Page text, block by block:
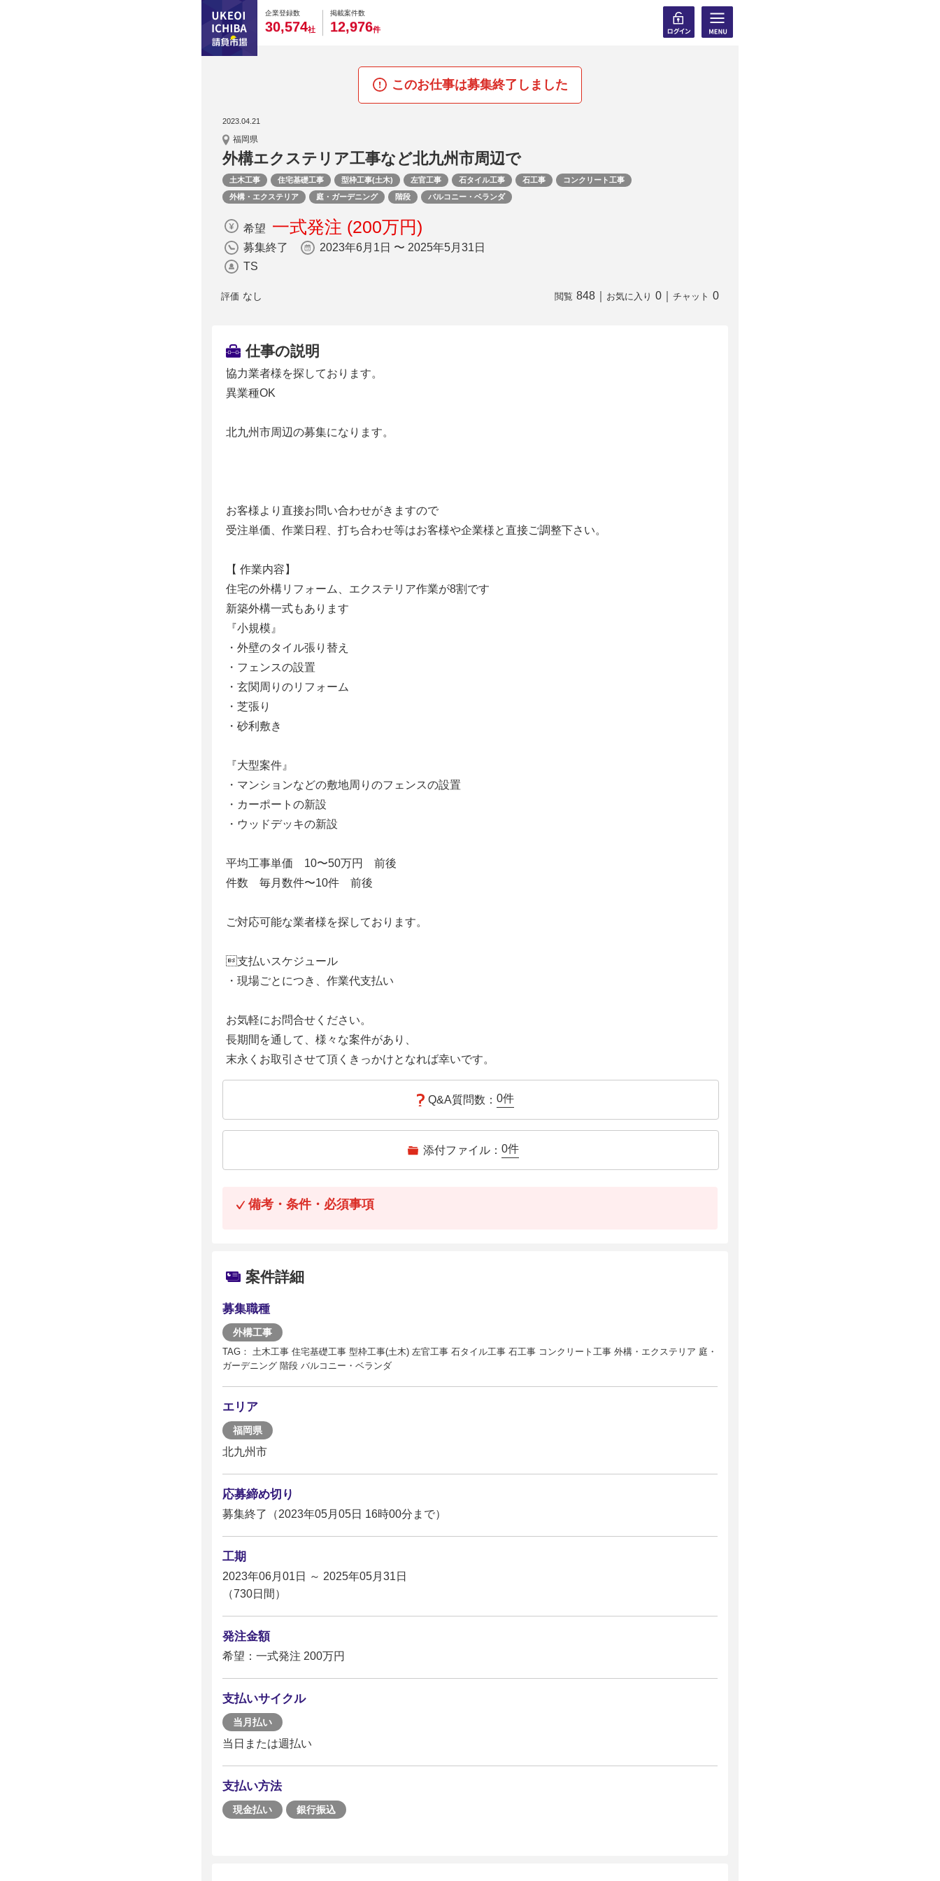
企業登録数
0
3
0
0,
0
5
0
74社
掲載案件数
0
1
0
2,
0
9
0
76件
このお仕事は募集終了しました
2023.04.21
福岡県
外構エクステリア工事など北九州市周辺で
土木工事 住宅基礎工事 型枠工事(土木) 左官工事 石タイル工事 石工事
コンクリート工事
外構・エクステリア
庭・ガーデニング 階段 バルコニー・ベランダ
希望 一式発注 (200万円)
募集終了
2023年6月1日 〜 2025年5月31日
TS
評価 なし 閲覧 848 お気に入り 0 チャット 0
仕事の説明
協力業者様を探しております。
異業種OK
北九州市周辺の募集になります。
お客様より直接お問い合わせがきますので
受注単価、作業日程、打ち合わせ等はお客様や企業様と直接ご調整下さい。
【 作業内容】
住宅の外構リフォーム、エクステリア作業が8割です
新築外構一式もあります
『小規模』
・外壁のタイル張り替え
・フェンスの設置
・玄関周りのリフォーム
・芝張り
・砂利敷き
『大型案件』
・マンションなどの敷地周りのフェンスの設置
・カーポートの新設
・ウッドデッキの新設
平均工事単価 10〜50万円 前後
件数 毎月数件〜10件 前後
ご対応可能な業者様を探しております。
支払いスケジュール
・現場ごとにつき、作業代支払い
お気軽にお問合せください。
長期間を通して、様々な案件があり、
末永くお取引させて頂くきっかけとなれば幸いです。
Q&A質問数： 0件
添付ファイル： 0件
備考・条件・必須事項
案件詳細
募集職種
外構工事
TAG： 土木工事 住宅基礎工事 型枠工事(土木) 左官工事 石タイル工事 石工事 コンクリート工事 外構・エクステリア 庭・
ガーデニング 階段 バルコニー・ベランダ
エリア
福岡県
北九州市
応募締め切り
募集終了（2023年05月05日 16時00分まで）
工期
2023年06月01日 ～ 2025年05月31日
（730日間）
発注金額
希望：一式発注 200万円
支払いサイクル
当月払い
当日または週払い
支払い方法
現金払い 銀行振込